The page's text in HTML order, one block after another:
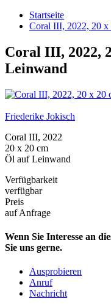
Startseite
Coral III, 2022, 20
Coral III, 2022,
Leinwand
Friederike Jokisch
Coral III, 2022
20 x 20 cm
Öl auf Leinwand
Verfügbarkeit
verfügbar
Preis
auf Anfrage
Wenn Sie Interesse an
Sie uns gerne.
Ausprobieren
Anruf
Nachricht